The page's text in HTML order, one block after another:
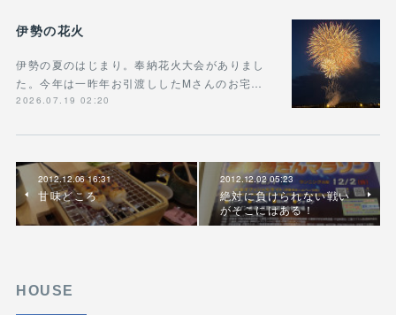
伊勢の花火
伊勢の夏のはじまり。奉納花火大会がありまし
た。今年は一昨年お引渡ししたMさんのお宅…
2026.07.19 02:20
2012.12.06 16:31
甘味どころ
2012.12.02 05:23
絶対に負けられない戦い
がそこにはある！
HOUSE